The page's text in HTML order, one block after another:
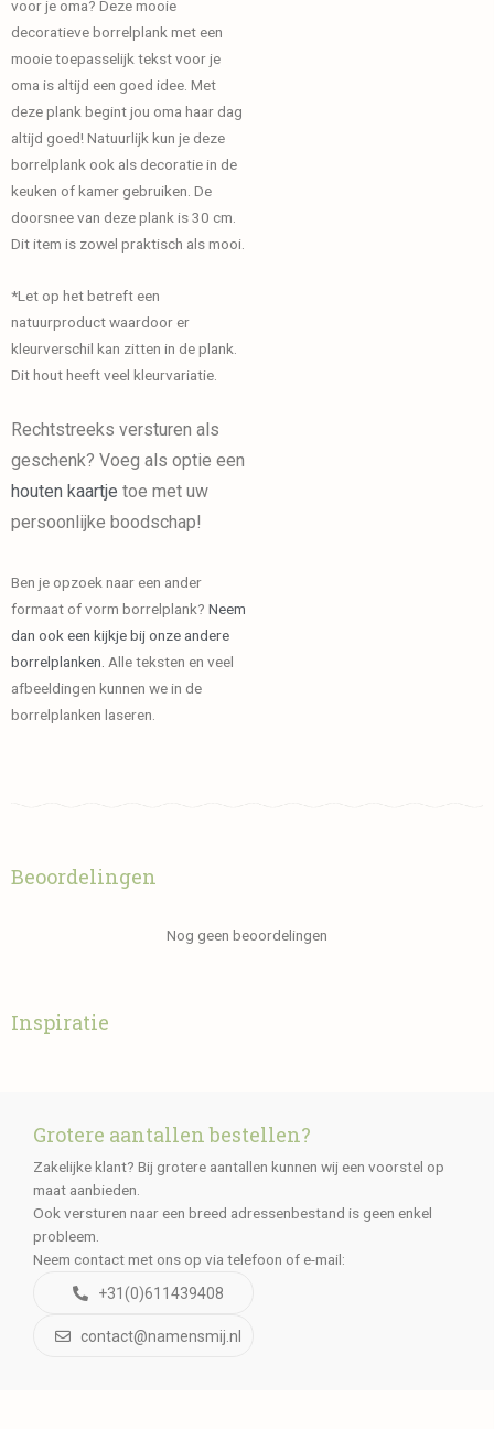
voor je oma? Deze mooie
decoratieve borrelplank met een
mooie toepasselijk tekst voor je
oma is altijd een goed idee. Met
deze plank begint jou oma haar dag
altijd goed! Natuurlijk kun je deze
borrelplank ook als decoratie in de
keuken of kamer gebruiken. De
doorsnee van deze plank is 30 cm.
Dit item is zowel praktisch als mooi.
*Let op het betreft een
natuurproduct waardoor er
kleurverschil kan zitten in de plank.
Dit hout heeft veel kleurvariatie.
Rechtstreeks versturen als
geschenk? Voeg als optie een
houten kaartje toe met uw
persoonlijke boodschap!
Ben je opzoek naar een ander
formaat of vorm borrelplank? Neem
dan ook een kijkje bij onze andere
borrelplanken. Alle teksten en veel
afbeeldingen kunnen we in de
borrelplanken laseren.
Beoordelingen
Nog geen beoordelingen
Inspiratie
Grotere aantallen bestellen?
Zakelijke klant? Bij grotere aantallen kunnen wij een voorstel op
maat aanbieden.
Ook versturen naar een breed adressenbestand is geen enkel
probleem.
Neem contact met ons op via telefoon of e-mail:
+31(0)611439408
contact@namensmij.nl